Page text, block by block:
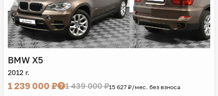
BMW X5
2012 г.
1 239 000 ₽ 1 439 000 ₽15 627 ₽/мес. без взноса